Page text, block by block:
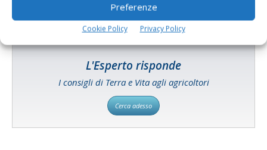
Preferenze
Cookie Policy Privacy Policy
L'Esperto risponde
I consigli di Terra e Vita agli agricoltori
Cerca adesso